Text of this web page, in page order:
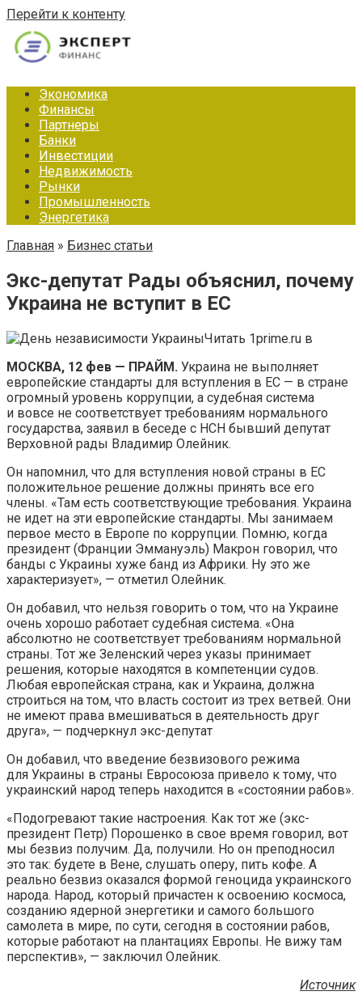
Перейти к контенту
Экономика
Финансы
Партнеры
Банки
Инвестиции
Недвижимость
Рынки
Промышленность
Энергетика
Главная » Бизнес статьи
Экс-депутат Рады объяснил, почему
Украина не вступит в ЕС
Читать 1prime.ru в
МОСКВА, 12 фев — ПРАЙМ. Украина не выполняет
европейские стандарты для вступления в ЕС — в стране
огромный уровень коррупции, а судебная система
и вовсе не соответствует требованиям нормального
государства, заявил в беседе с НСН бывший депутат
Верховной рады Владимир Олейник.
Он напомнил, что для вступления новой страны в ЕС
положительное решение должны принять все его
члены. «Там есть соответствующие требования. Украина
не идет на эти европейские стандарты. Мы занимаем
первое место в Европе по коррупции. Помню, когда
президент (Франции Эммануэль) Макрон говорил, что
банды с Украины хуже банд из Африки. Ну это же
характеризует», — отметил Олейник.
Он добавил, что нельзя говорить о том, что на Украине
очень хорошо работает судебная система. «Она
абсолютно не соответствует требованиям нормальной
страны. Тот же Зеленский через указы принимает
решения, которые находятся в компетенции судов.
Любая европейская страна, как и Украина, должна
строиться на том, что власть состоит из трех ветвей. Они
не имеют права вмешиваться в деятельность друг
друга», — подчеркнул экс-депутат
Он добавил, что введение безвизового режима
для Украины в страны Евросоюза привело к тому, что
украинский народ теперь находится в «состоянии рабов».
«Подогревают такие настроения. Как тот же (экс-
президент Петр) Порошенко в свое время говорил, вот
мы безвиз получим. Да, получили. Но он преподносил
это так: будете в Вене, слушать оперу, пить кофе. А
реально безвиз оказался формой геноцида украинского
народа. Народ, который причастен к освоению космоса,
созданию ядерной энергетики и самого большого
самолета в мире, по сути, сегодня в состоянии рабов,
которые работают на плантациях Европы. Не вижу там
перспектив», — заключил Олейник.
Источник